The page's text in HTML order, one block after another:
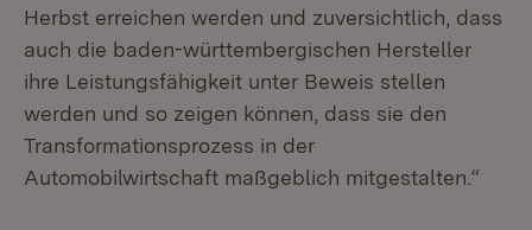
Herbst erreichen werden und zuversichtlich, dass
auch die baden-württembergischen Hersteller
ihre Leistungsfähigkeit unter Beweis stellen
werden und so zeigen können, dass sie den
Transformationsprozess in der
Automobilwirtschaft maßgeblich mitgestalten.“